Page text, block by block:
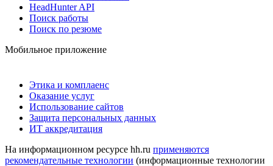
HeadHunter API
Поиск работы
Поиск по резюме
Мобильное приложение
Этика и комплаенс
Оказание услуг
Использование сайтов
Защита персональных данных
ИТ аккредитация
На информационном ресурсе hh.ru применяются
рекомендательные технологии (информационные технологии